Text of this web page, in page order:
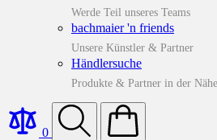
Werde Teil unseres Teams
bachmaier 'n friends
Unsere Künstler & Partner
Händlersuche
Produkte & Partner in der Nähe
0